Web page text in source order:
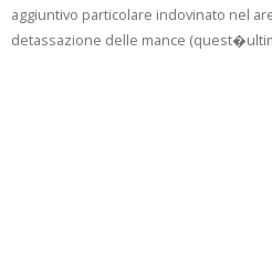
aggiuntivo particolare indovinato nel
detassazione delle mance